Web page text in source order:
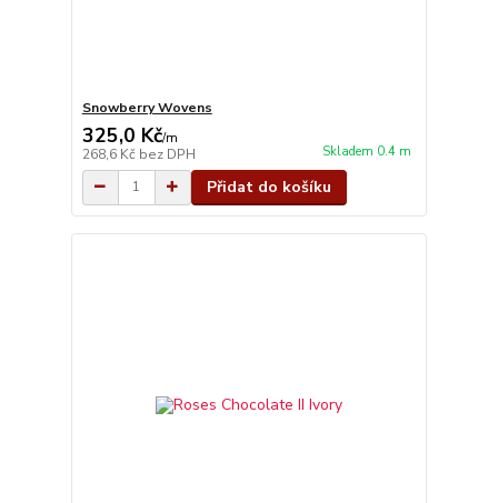
Snowberry Wovens
325,0 Kč/m
268,6 Kč bez DPH Skladem 0.4 m
Přidat do košíku